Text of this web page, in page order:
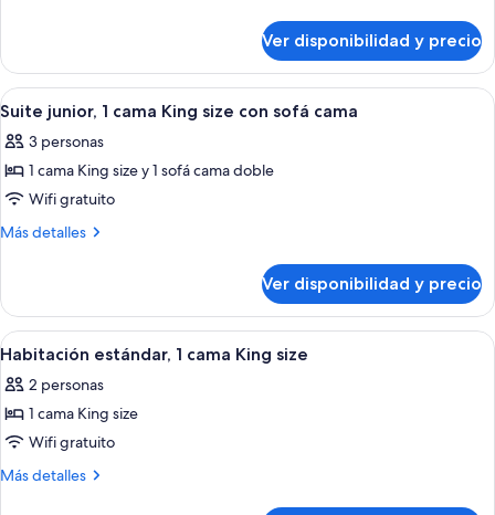
Queen
size
2
camas
Queen
Ver disponibilidad y precio
Ver
todas
las
fotos
de
Suite
cama
King
size
con
sofá
cama
Habitación de hotel con cama,
2
Suite junior, 1 cama King size con sofá cama
3 personas
1 cama King size y 1 sofá cama doble
Wifi gratuito
Más detalles
Más
junior,
cama
size
con
cama
Ver disponibilidad y precio
Ver
todas
las
fotos
de
Habitación
Una habitación de hotel con cama,
2
Habitación estándar, 1 cama King size
2 personas
1 cama King size
Wifi gratuito
Más detalles
Más